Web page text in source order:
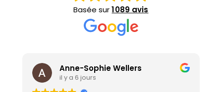
Basée sur1 089 avis
Jacqueline Thai
il y a 3 semaines